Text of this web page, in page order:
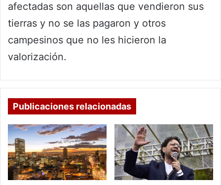
afectadas son aquellas que vendieron sus
tierras y no se las pagaron y otros
campesinos que no les hicieron la
valorización.
Publicaciones relacionadas